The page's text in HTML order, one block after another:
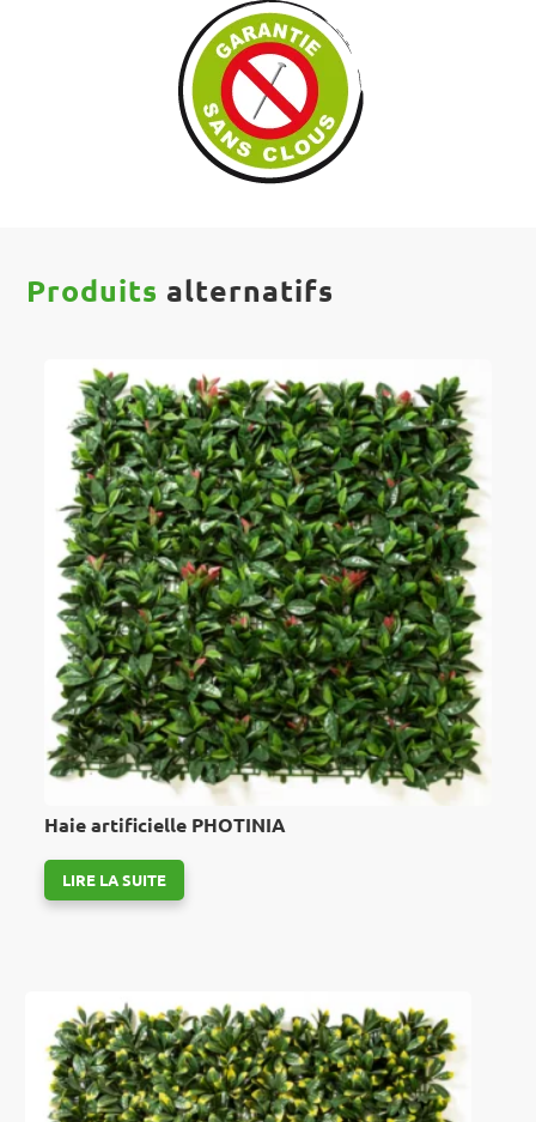
Produits alternatifs
Haie artificielle PHOTINIA
LIRE LA SUITE